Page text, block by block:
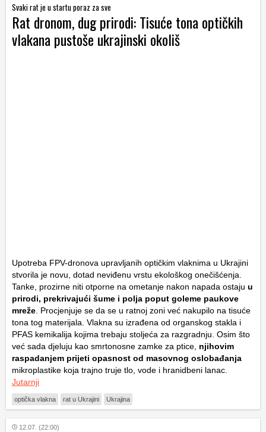
Svaki rat je u startu poraz za sve
Rat dronom, dug prirodi: Tisuće tona optičkih
vlakana pustoše ukrajinski okoliš
Upotreba FPV-dronova upravljanih optičkim vlaknima u Ukrajini
stvorila je novu, dotad neviđenu vrstu ekološkog onečišćenja.
Tanke, prozirne niti otporne na ometanje nakon napada ostaju u
prirodi, prekrivajući šume i polja poput goleme paukove
mreže . Procjenjuje se da se u ratnoj zoni već nakupilo na tisuće
tona tog materijala. Vlakna su izrađena od organskog stakla i
PFAS kemikalija kojima trebaju stoljeća za razgradnju. Osim što
već sada djeluju kao smrtonosne zamke za ptice, njihovim
raspadanjem prijeti opasnost od masovnog oslobađanja
mikroplastike koja trajno truje tlo, vode i hranidbeni lanac.
Jutarnji
optička vlakna rat u Ukrajini Ukrajina
12.07. (22:00)